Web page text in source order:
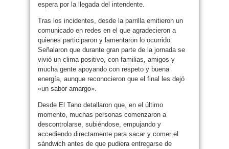
espera por la llegada del intendente.
Tras los incidentes, desde la parrilla emitieron un
comunicado en redes en el que agradecieron a
quienes participaron y lamentaron lo ocurrido.
Señalaron que durante gran parte de la jornada se
vivió un clima positivo, con familias, amigos y
mucha gente apoyando con respeto y buena
energía, aunque reconocieron que el final les dejó
«un sabor amargo».
Desde El Tano detallaron que, en el último
momento, muchas personas comenzaron a
descontrolarse, subiéndose, empujando y
accediendo directamente para sacar y comer el
sándwich antes de que pudiera entregarse de